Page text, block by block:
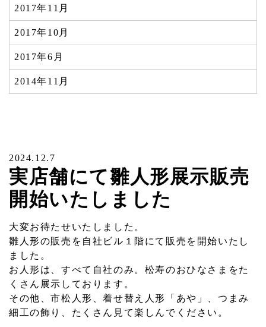
2017年11月
2017年10月
2017年6月
2014年11月
2024.12.7
実店舗にて雛人形展示販売
開始いたしました
大変お待たせいたしました。
雛人形の販売を自社ビル１階にて販売を開始いたし
ました。
お人形は、すべて自社のみ。松寿のおひなさまをた
くさん展示しております。
その他、市松人形、着せ替え人形「あや」、つまみ
細工の飾り、たくさん見て楽しんでください。